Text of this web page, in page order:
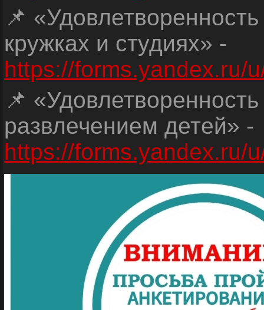
📌
кружках и студиях» -
https://forms.yandex.ru/
📌
развлечением детей» -
https://forms.yandex.ru/